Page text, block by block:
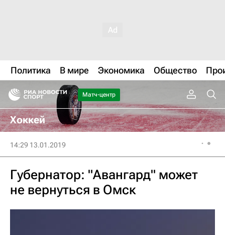
Политика В мире Экономика Общество
Матч-центр
Хоккей
14:29 13.01.2019
Губернатор: "Авангард" может
не вернуться в Омск